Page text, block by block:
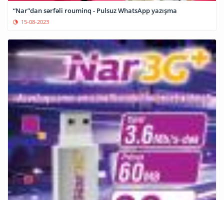
“Nar”dan sərfəli rouminq - Pulsuz WhatsApp yazışma
15-08-2023